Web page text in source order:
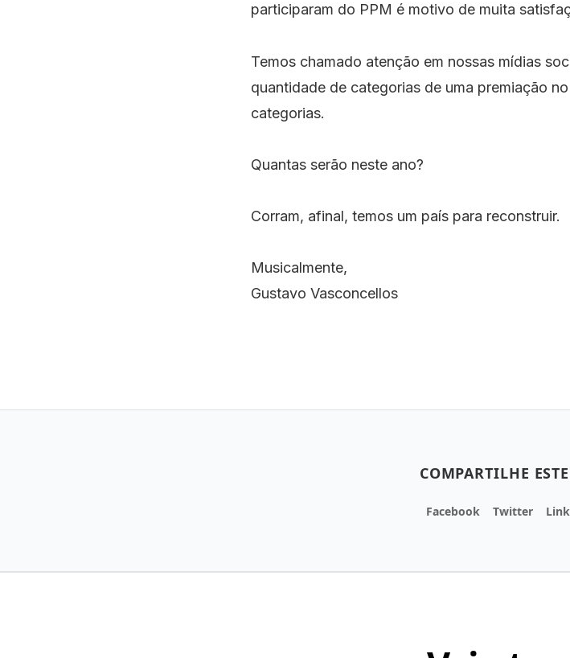
participaram do PPM é motivo de muita
Temos chamado atenção em nossas mídias
quantidade de categorias de uma premiação
categorias.
Quantas serão neste ano?
Corram, afinal, temos um país para reconstruir.
Musicalmente,
Gustavo Vasconcellos
COMPARTILHE
Facebook Twitter